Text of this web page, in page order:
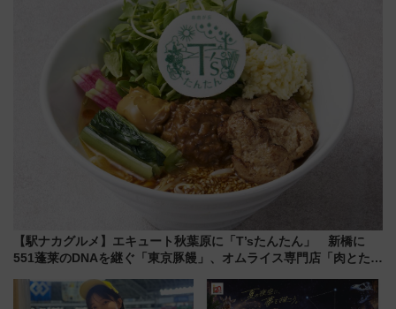
場に何を求める？
【駅ナカグルメ】エキュート秋葉原に「T’sたんたん」 新橋に
551蓬莱のDNAを継ぐ「東京豚饅」、オムライス専門店「肉とたま